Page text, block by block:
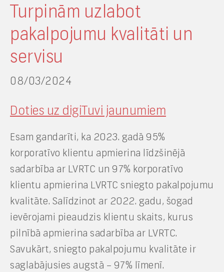
Turpinām uzlabot
pakalpojumu kvalitāti un
servisu
08/03/2024
Doties uz digiTuvi jaunumiem
Esam gandarīti, ka 2023. gadā 95%
korporatīvo klientu apmierina līdzšinējā
sadarbība ar LVRTC un 97% korporatīvo
klientu apmierina LVRTC sniegto pakalpojumu
kvalitāte. Salīdzinot ar 2022. gadu, šogad
ievērojami pieaudzis klientu skaits, kurus
pilnībā apmierina sadarbība ar LVRTC.
Savukārt, sniegto pakalpojumu kvalitāte ir
saglabājusies augstā – 97% līmenī.